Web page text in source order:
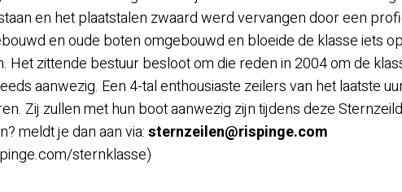
en het plaatstalen zwaard werd vervangen door een
en oude boten omgebouwd en bloeide de klasse iets
zittende bestuur besloot om die reden in 2004 om de
aanwezig. Een 4-tal enthousiaste zeilers van het laatste
Zij zullen met hun boot aanwezig zijn tijdens deze
meldt je dan aan via:sternzeilen@rispinge.com
sternklasse)